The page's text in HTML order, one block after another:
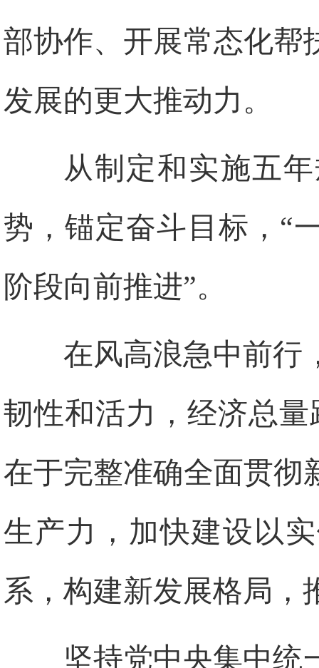
部协作、开展常态化帮
发展的更大推动力。
从制定和实施五
势，锚定奋斗目标，“
阶段向前推进”。
在风高浪急中前行
韧性和活力，经济总
在于完整准确全面贯彻
生产力，加快建设以
系，构建新发展格局，
坚持党中央集中统